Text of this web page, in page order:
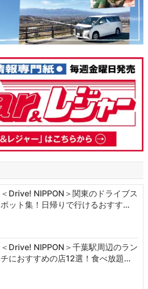
＜Drive! NIPPON＞関東のドライブス
ポット集！日帰りで行けるおすす…
＜Drive! NIPPON＞千葉駅周辺のラン
チにおすすめの店12選！食べ放題…